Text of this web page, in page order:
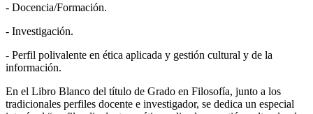
- Docencia/Formación.
- Investigación.
- Perfil polivalente en ética aplicada y gestión cultural y de la
información.
En el Libro Blanco del título de Grado en Filosofía, junto a los
tradicionales perfiles docente e investigador, se dedica un especial